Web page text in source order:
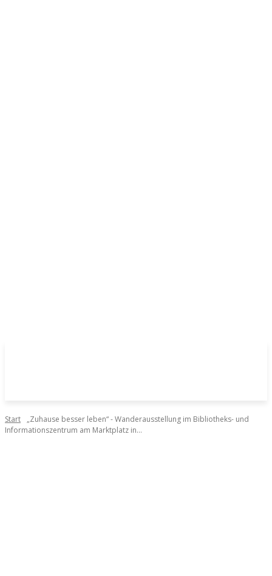
Start
„Zuhause besser leben“ - Wanderausstellung im Bibliotheks- und
Informationszentrum am Marktplatz in...